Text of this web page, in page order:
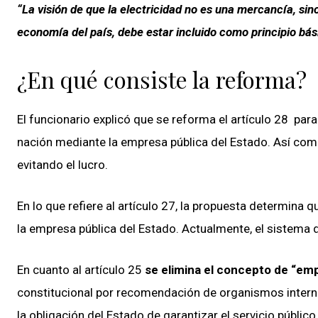
“La visión de que la electricidad no es una mercancía,
economía del país, debe estar incluido como principio
¿En qué consiste la reforma?
El funcionario explicó que se reforma el artículo 28
nación mediante la empresa pública del Estado. Así
evitando el lucro.
En lo que refiere al artículo 27, la propuesta determina
la empresa pública del Estado. Actualmente, el
En cuanto al artículo 25 se elimina el concepto de
constitucional por recomendación de organismos
la obligación del Estado de garantizar el servicio